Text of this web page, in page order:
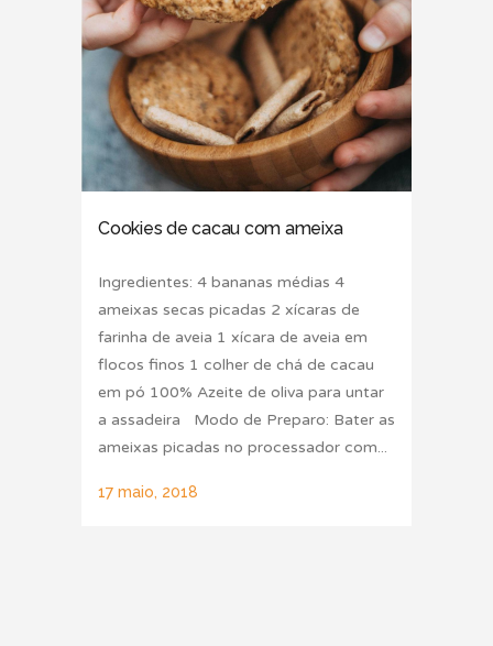
Cookies de cacau com ameixa
Ingredientes: 4 bananas médias 4
ameixas secas picadas 2 xícaras de
farinha de aveia 1 xícara de aveia em
flocos finos 1 colher de chá de cacau
em pó 100% Azeite de oliva para untar
a assadeira Modo de Preparo: Bater as
ameixas picadas no processador com...
17 maio, 2018